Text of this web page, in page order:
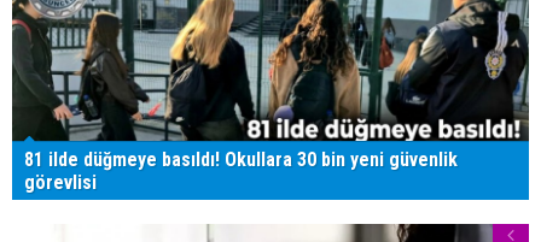
81 ilde düğmeye basıldı! Okullara 30 bin yeni güvenlik
görevlisi